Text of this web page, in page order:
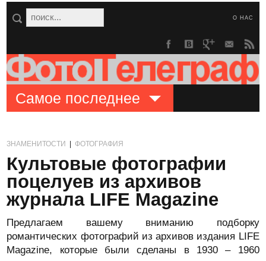
О НАС
Самое последнее
ЗНАМЕНИТОСТИ |ФОТОГРАФИЯ
Культовые фотографии
поцелуев из архивов
журнала LIFE Magazine
Предлагаем вашему вниманию подборку
романтических фотографий из архивов издания LIFE
Magazine, которые были сделаны в 1930 – 1960